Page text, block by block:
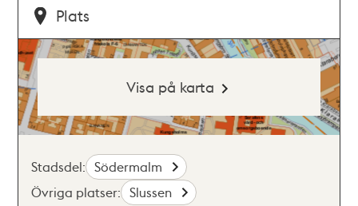
Plats
Visa på karta
Stadsdel: Södermalm
Övriga platser: Slussen